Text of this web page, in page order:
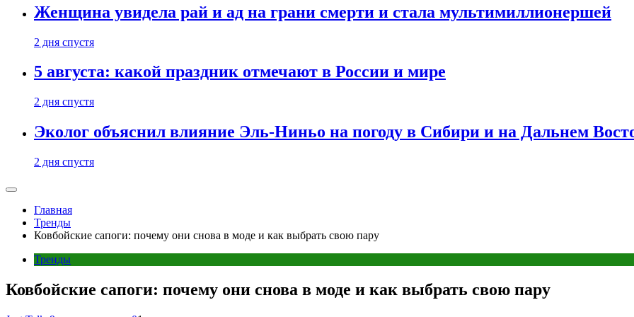
Женщина увидела рай и ад на грани смерти и стала мультимиллионершей
2 дня спустя
5 августа: какой праздник отмечают в России и мире
2 дня спустя
Эколог объяснил влияние Эль-Ниньо на погоду в Сибири и на Дальнем
2 дня спустя
Главная
Тренды
Ковбойские сапоги: почему они снова в моде и как выбрать свою пару
Тренды
Ковбойские сапоги: почему они снова в моде и как выбрать свою пару